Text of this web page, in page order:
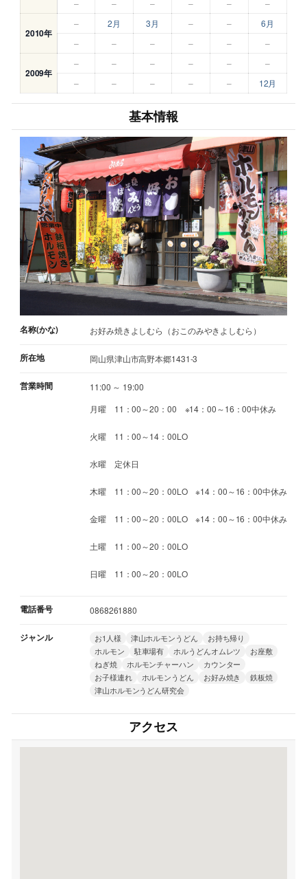
–
– – – – –
2010年
– 2月 3月 – –
6月
–
– – – – –
2009年
– – – – –
–
–
– – – – 12月
基本情報
名称(かな) お好み焼きよしむら（おこのみやきよしむら）
所在地 岡山県津山市高野本郷1431-3
営業時間
11:00 ～ 19:00
月曜 11：00～20：00 ※14：00～16：00中休み
火曜 11：00～14：00LO
水曜 定休日
木曜 11：00～20：00LO ※14：00～16：00中休み
金曜 11：00～20：00LO ※14：00～16：00中休み
土曜 11：00～20：00LO
日曜 11：00～20：00LO
電話番号 0868261880
ジャンル お1人様 津山ホルモンうどん
お持ち帰り
ホルモン
駐車場有 ホルうどんオムレツ
お座敷
ねぎ焼
ホルモンチャーハン
カウンター
お子様連れ
ホルモンうどん お好み焼き
鉄板焼
津山ホルモンうどん研究会
アクセス